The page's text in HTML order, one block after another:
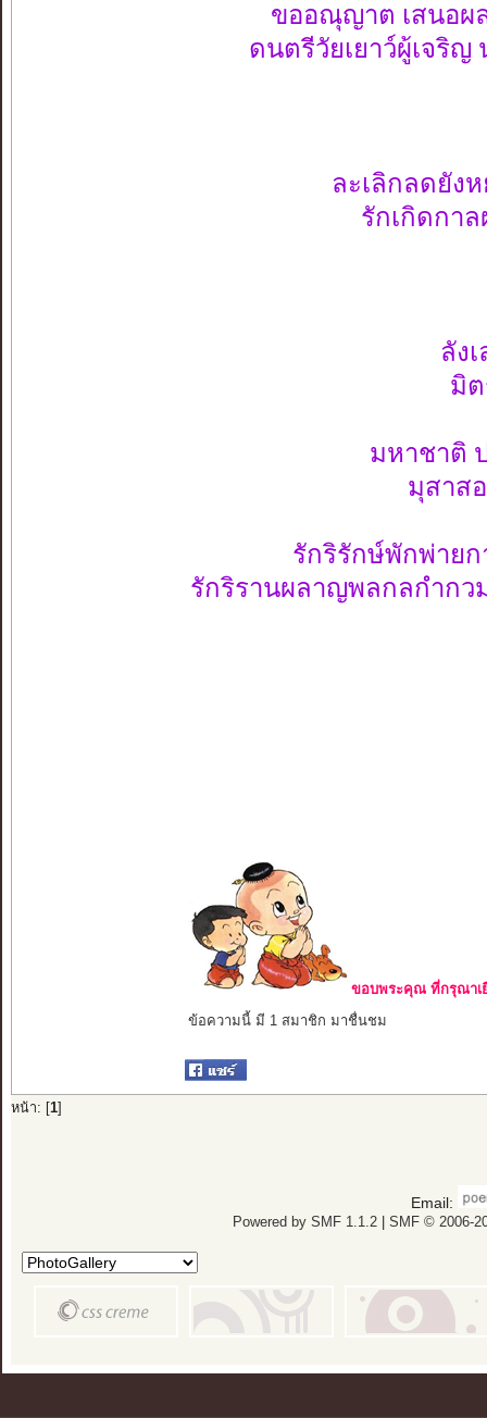
ขออณุญาต เสนอผลงา
ดนตรีวัยเยาว์ผู้เจริญ
ละเลิกลดยัง
รักเกิดกาลผ่
ลังเลเห
มิตรให
มหาชาติ ประ
มุสาสอด สิ
รักริรักษ์พักพ่าย
รักริรานผลาญพลก
ขอบพระคุณ ที่กรุณาเ
ข้อความนี้ มี 1 สมาชิก มาชื่นชม
หน้า: [ 1]
Email:
Powered by SMF 1.1.2| SMF © 2006-